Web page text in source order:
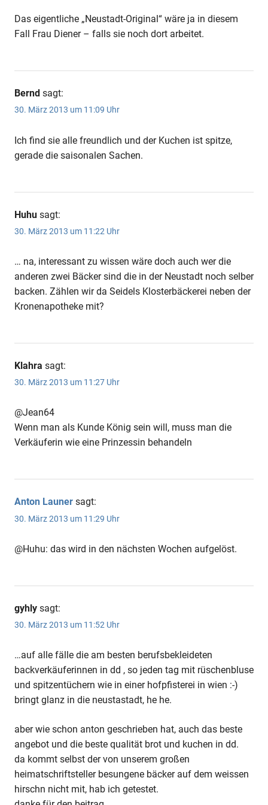
Das eigentliche „Neustadt-Original“ wäre ja in diesem
Fall Frau Diener – falls sie noch dort arbeitet.
Bernd sagt:
30. März 2013 um 11:09 Uhr
Ich find sie alle freundlich und der Kuchen ist spitze,
gerade die saisonalen Sachen.
Huhu sagt:
30. März 2013 um 11:22 Uhr
… na, interessant zu wissen wäre doch auch wer die
anderen zwei Bäcker sind die in der Neustadt noch selber
backen. Zählen wir da Seidels Klosterbäckerei neben der
Kronenapotheke mit?
Klahra sagt:
30. März 2013 um 11:27 Uhr
@Jean64
Wenn man als Kunde König sein will, muss man die
Verkäuferin wie eine Prinzessin behandeln
Anton Launer sagt:
30. März 2013 um 11:29 Uhr
@Huhu: das wird in den nächsten Wochen aufgelöst.
gyhly sagt:
30. März 2013 um 11:52 Uhr
…auf alle fälle die am besten berufsbekleideten
backverkäuferinnen in dd , so jeden tag mit rüschenbluse
und spitzentüchern wie in einer hofpfisterei in wien :-)
bringt glanz in die neustastadt, he he.
aber wie schon anton geschrieben hat, auch das beste
angebot und die beste qualität brot und kuchen in dd.
da kommt selbst der von unserem großen
heimatschriftsteller besungene bäcker auf dem weissen
hirschn nicht mit, hab ich getestet.